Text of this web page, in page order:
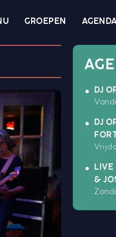
GROEPEN
DJ
DJ
LIVE
&